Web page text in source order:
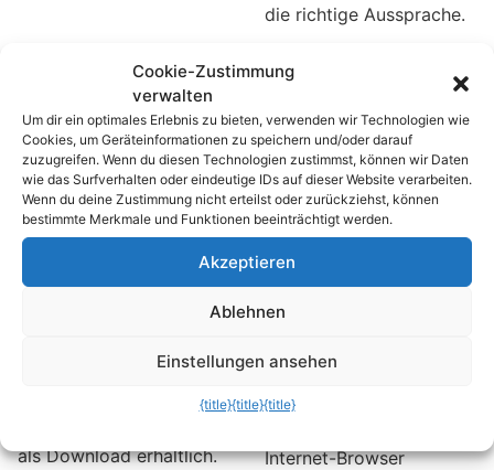
die richtige Aussprache.
Microsoft Office:
Direkt im Office-
Programm Texte
übersetzen
Wenn Sie gelegentlich
mit fremdsprachigen
Texten arbeiten und eine
Microsoft das Richtige
Tranlator bietet dies und
als Download erhältlich.
Leo.org: Schnell auf
Wörterbuch
zugreifen – ohne
die Webseite
aufzurufen
fremdsprachigen Texten
Vokabeln übt, greift
häufig zum bekanntesten
Leo.org. Bisher musste
Internet-Browser
Cookie-Zustimmung
verwalten
Um dir ein optimales Erlebnis zu bieten, verwenden wir Technologien wie
Cookies, um Geräteinformationen zu speichern und/oder darauf
zuzugreifen. Wenn du diesen Technologien zustimmst, können wir Daten
wie das Surfverhalten oder eindeutige IDs auf dieser Website verarbeiten.
Wenn du deine Zustimmung nicht erteilst oder zurückziehst, können
bestimmte Merkmale und Funktionen beeinträchtigt werden.
Akzeptieren
Ablehnen
Einstellungen ansehen
{title}{title}{title}